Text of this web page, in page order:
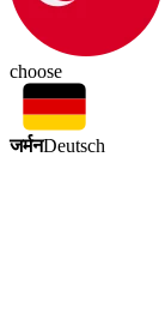
choose
जर्मनDeutsch